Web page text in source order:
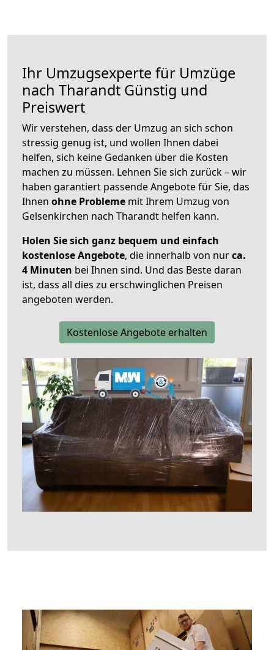
Ihr Umzugsexperte für Umzüge
nach Tharandt Günstig und
Preiswert
Wir verstehen, dass der Umzug an sich schon
stressig genug ist, und wollen Ihnen dabei
helfen, sich keine Gedanken über die Kosten
machen zu müssen. Lehnen Sie sich zurück – wir
haben garantiert passende Angebote für Sie, das
Ihnen ohne Probleme mit Ihrem Umzug von
Gelsenkirchen nach Tharandt helfen kann.
Holen Sie sich ganz bequem und einfach
kostenlose Angebote, die innerhalb von nurca.
4 Minuten bei Ihnen sind. Und das Beste daran
ist, dass all dies zu erschwinglichen Preisen
angeboten werden.
Kostenlose Angebote erhalten